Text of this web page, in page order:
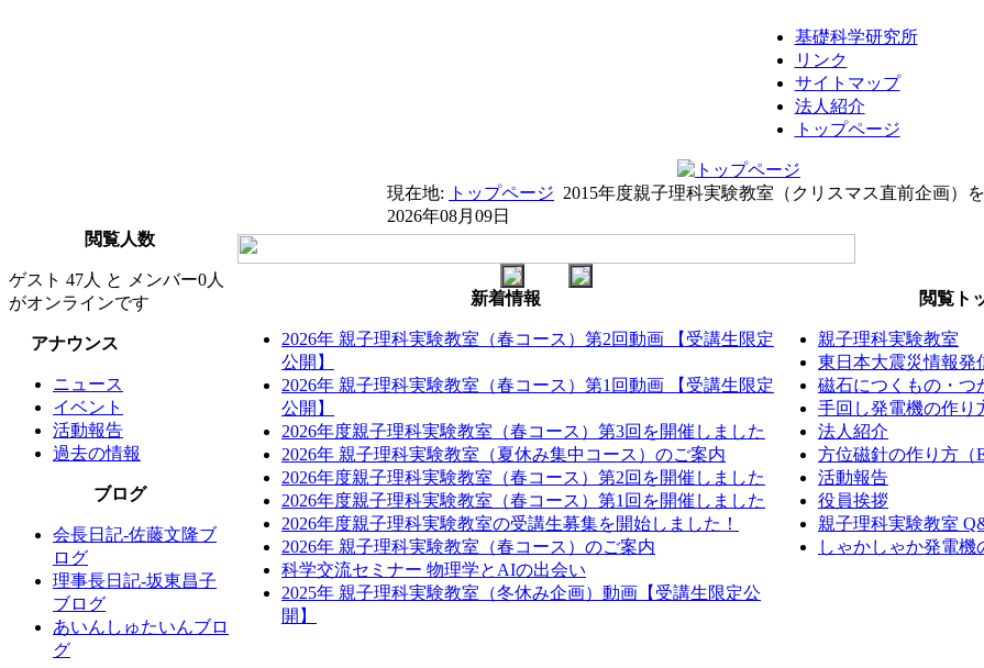
基礎科学研究所
リンク
サイトマップ
法人紹介
トップページ
現在地: トップページ 2015年度親子理科実験教室（クリスマス直前企画）
2026年08月09日
閲覧人数
ゲスト 47人 と メンバー0人
がオンラインです
アナウンス
ニュース
イベント
活動報告
過去の情報
ブログ
会長日記-佐藤文隆ブ
ログ
理事長日記-坂東昌子
ブログ
あいんしゅたいんブロ
グ
新着情報
2026年 親子理科実験教室（春コース）第2回動画 【受講生限定
公開】
2026年 親子理科実験教室（春コース）第1回動画 【受講生限定
公開】
2026年度親子理科実験教室（春コース）第3回を開催しました
2026年 親子理科実験教室（夏休み集中コース）のご案内
2026年度親子理科実験教室（春コース）第2回を開催しました
2026年度親子理科実験教室（春コース）第1回を開催しました
2026年度親子理科実験教室の受講生募集を開始しました！
2026年 親子理科実験教室（春コース）のご案内
科学交流セミナー 物理学とAIの出会い
2025年 親子理科実験教室（冬休み企画）動画【受講生限定公
開】
閲覧ト
親子理科実験教室
東日本大震災情報発
磁石につくもの・つ
手回し発電機の作り
法人紹介
方位磁針の作り方（
活動報告
役員挨拶
親子理科実験教室
しゃかしゃか発電機